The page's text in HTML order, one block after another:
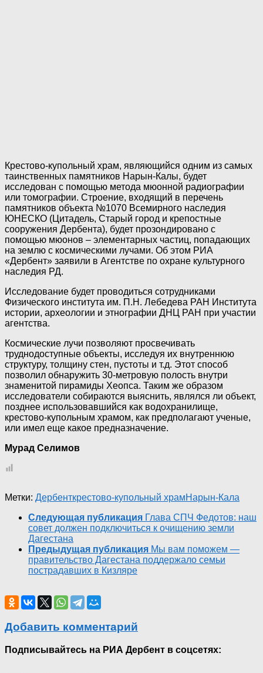
Крестово-купольный храм, являющийся одним из самых
таинственных памятников Нарын-Калы, будет
исследован с помощью метода мюонной радиографии
или томографии. Строение, входящий в перечень
памятников объекта №1070 Всемирного наследия
ЮНЕСКО (Цитадель, Старый город и крепостные
сооружения Дербента), будет прозондировано с
помощью мюонов – элементарных частиц, попадающих
на землю с космическими лучами. Об этом РИА
«Дербент» заявили в Агентстве по охране культурного
наследия РД.
Исследование будет проводиться сотрудниками
Физического института им. П.Н. Лебедева РАН Института
истории, археологии и этнографии ДНЦ РАН при участии
агентства.
Космические лучи позволяют просвечивать
труднодоступные объекты, исследуя их внутреннюю
структуру, толщину стен, пустоты и т.д. Этот способ
позволил обнаружить 30-метровую полость внутри
знаменитой пирамиды Хеопса. Таким же образом
исследователи собираются выяснить, являлся ли объект,
позднее использовавшийся как водохранилище,
крестово-купольным храмом, как предполагают ученые,
или имел еще какое предназначение.
Мурад Селимов
Метки: Дербенткрестово-купольный храмНарын-Кала
Следующая публикация Глава СПЧ Федотов: наш
совет должен подключиться к очищению земли
Дагестана
Предыдущая публикация Мы вам поможем —
правительство Дагестана поддержало семьи
пострадавших в Кизляре
Добавить комментарий
Подписывайтесь на РИА Дербент в соцсетях: